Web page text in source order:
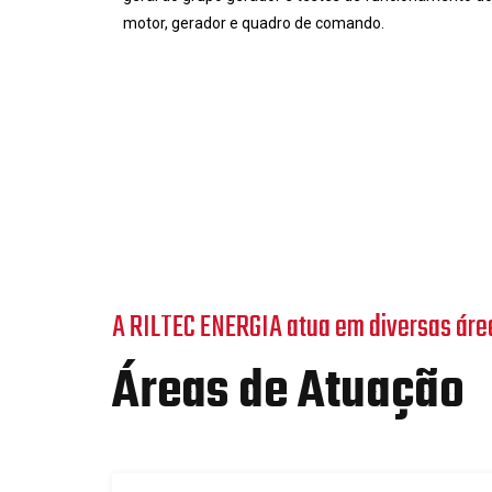
motor, gerador e quadro de comando.
A RILTEC ENERGIA atua em diversas
Áreas de Atuação